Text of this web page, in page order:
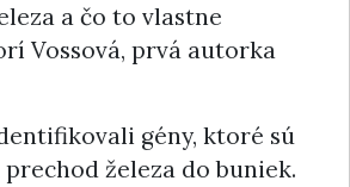
a čo to vlastne
Vossová, prvá autorka
gény, ktoré sú
železa do buniek.